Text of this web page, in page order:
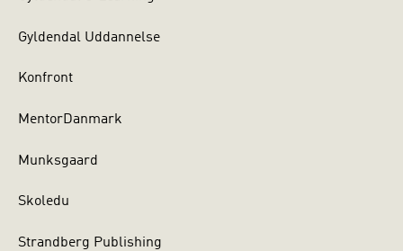
Gyldendal Uddannelse
Konfront
MentorDanmark
Munksgaard
Skoledu
Strandberg Publishing